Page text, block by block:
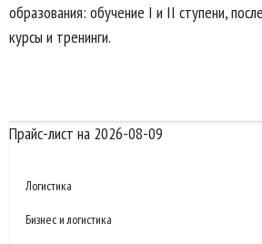
образования: обучение I и II ступени,
курсы и тренинги.
Прайс-лист на 2026-08-09
Логистика
Бизнес и логистика